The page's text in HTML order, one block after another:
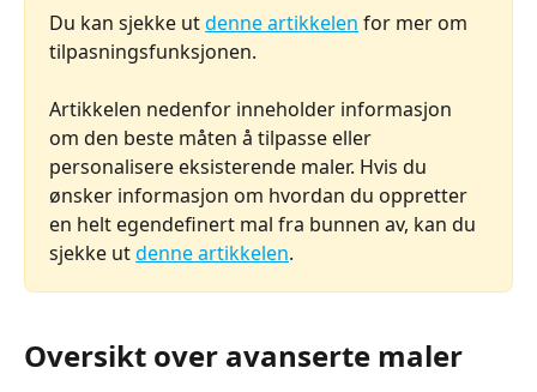
Du kan sjekke ut denne artikkelen for mer om
tilpasningsfunksjonen.
Artikkelen nedenfor inneholder informasjon
om den beste måten å tilpasse eller
personalisere eksisterende maler. Hvis du
ønsker informasjon om hvordan du oppretter
en helt egendefinert mal fra bunnen av, kan du
sjekke ut denne artikkelen.
Oversikt over avanserte maler